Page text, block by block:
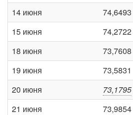
14 июня
74,6493
15 июня
74,2722
18 июня
73,7608
19 июня
73,5831
20 июня
73,1795
21 июня
73,9854